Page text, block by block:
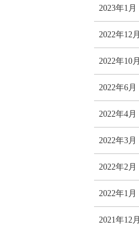
2023年1月
2022年12月
2022年10月
2022年6月
2022年4月
2022年3月
2022年2月
2022年1月
2021年12月